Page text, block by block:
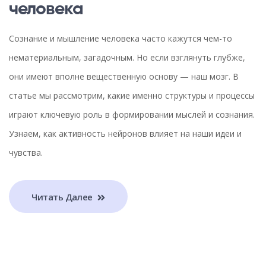
человека
Сознание и мышление человека часто кажутся чем-то
нематериальным, загадочным. Но если взглянуть глубже,
они имеют вполне вещественную основу — наш мозг. В
статье мы рассмотрим, какие именно структуры и процессы
играют ключевую роль в формировании мыслей и сознания.
Узнаем, как активность нейронов влияет на наши идеи и
чувства.
Читать Далее